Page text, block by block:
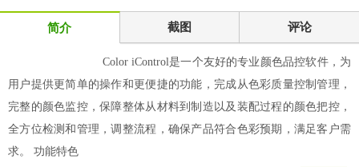
简介 截图 评论
Color iControl是一个友好的专业颜色品控软件，为
用户提供更简单的操作和更便捷的功能，完成从色彩质量控制管理，
完整的颜色监控，保障整体从材料到制造以及装配过程的颜色把控，
全方位检测和管理，调整流程，确保产品符合色彩预期，满足客户需
求。 功能特色